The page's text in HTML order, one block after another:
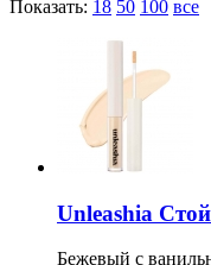
Показать: 18 50 100 все
Unleashia
Бежевый с